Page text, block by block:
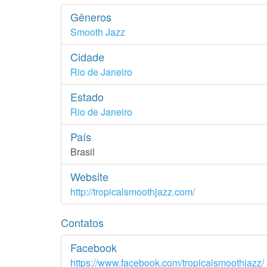
Gêneros
Smooth Jazz
Cidade
Rio de Janeiro
Estado
Rio de Janeiro
País
Brasil
Website
http://tropicalsmoothjazz.com/
Contatos
Facebook
https://www.facebook.com/tropicalsmoothjazz/